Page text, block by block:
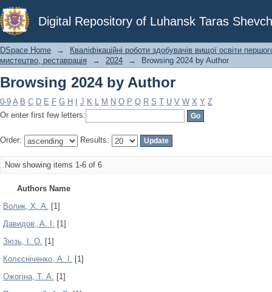
Digital Repository of Luhansk Taras
Browsing 2024 by Author
DSpace Home →
Кваліфікаційні роботи здобувачів вищої освіти
мистецтво, реставрація
→ 2024 → Browsing 2024 by Author
Browsing 2024 by Author
0-9 A B C D E F G H J K L M N O P Q R S T U V W X Y Z
Or enter first few letters:
Order: Results:
Now showing items 1-6 of 6
Authors Name
Волик, Х. А. [1]
Давидов, А. І. [1]
Зюзь, І. О. [1]
Колєсніченко, А. І. [1]
Ожогіна, Т. А. [1]